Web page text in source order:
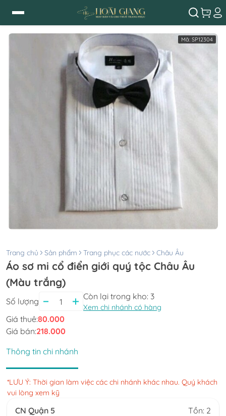
Mã: SP12304
Trang chủ Sản phẩm Trang phục các nước Châu Âu
Áo sơ mi cổ điển giới quý tộc Châu Âu
(Màu trắng)
Số lượng
Còn lại trong kho: 3
Xem chi nhánh có hàng
Giá thuê:80.000
Giá bán:218.000
Thông tin chi nhánh
*LƯU Ý: Thời gian làm việc các chi nhánh khác nhau. Quý khách
vui lòng xem kỹ
CN Quận 5
Tồn: 2